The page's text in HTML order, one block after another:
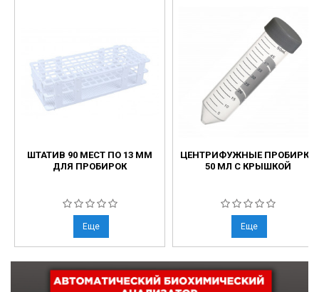
ШТАТИВ 90 МЕСТ ПО 13 ММ
ДЛЯ ПРОБИРОК
Еще
ЦЕНТРИФУЖНЫЕ ПРОБИРКИ
50 МЛ С КРЫШКОЙ
Еще